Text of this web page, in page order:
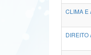
CLIMA E